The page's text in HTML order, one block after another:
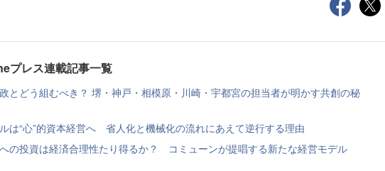
プレス連載記事一覧
とどう組むべき？ 堺・神戸・相模原・川崎・宇都宮の担当者が明かす共創の秘
は“心”的資本経営へ 省人化と機械化の流れにあえて逆行する理由
への投資は経済合理性たり得るか？ コミューンが提唱する新たな経営モデル